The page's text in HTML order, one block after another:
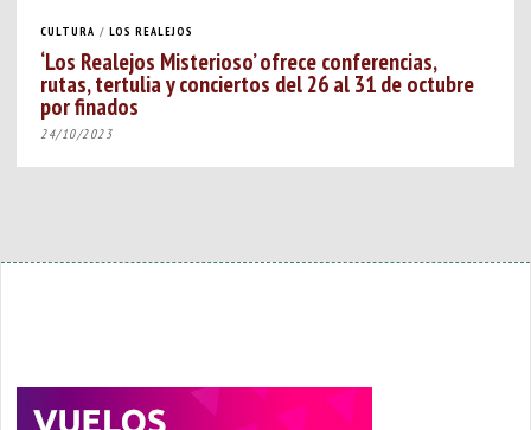
CULTURA / LOS REALEJOS
‘Los Realejos Misterioso’ ofrece conferencias,
rutas, tertulia y conciertos del 26 al 31 de octubre
por finados
24/10/2023